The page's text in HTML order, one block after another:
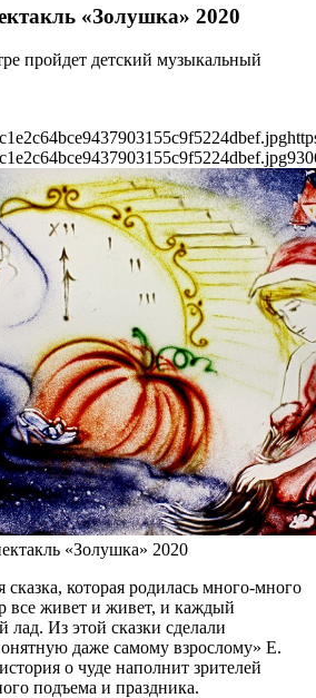
«Золушка» 2020
пройдет детский музыкальный
930
«Золушка» 2020
которая родилась много-много
все живет и живет, и каждый
лад. Из этой сказки сделали
даже самому взрослому» Е.
о чуде наполнит зрителей
подъема и праздника.